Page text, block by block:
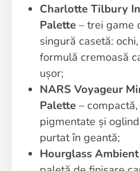
Charlotte Tilbury
Palette – trei game
singură casetă:
formulă cremoasă
ușor;
NARS Voyageur
Palette –
pigmentate și
purtat în geantă;
Hourglass